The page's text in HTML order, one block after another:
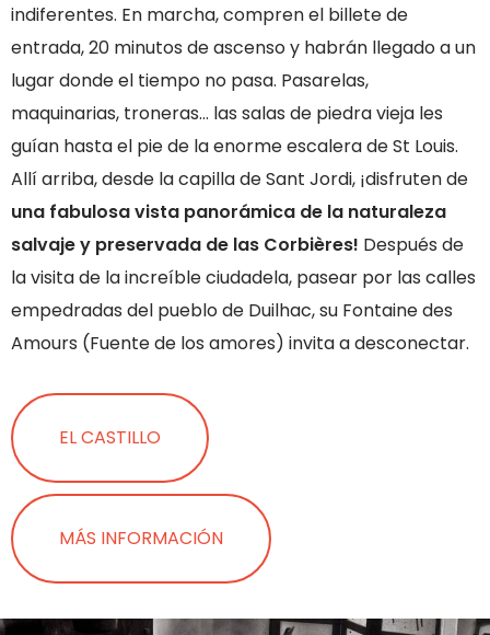
indiferentes. En marcha, compren el billete de
entrada, 20 minutos de ascenso y habrán llegado a un
lugar donde el tiempo no pasa. Pasarelas,
maquinarias, troneras… las salas de piedra vieja les
guían hasta el pie de la enorme escalera de St Louis.
Allí arriba, desde la capilla de Sant Jordi, ¡disfruten de
una fabulosa vista panorámica de la naturaleza
salvaje y preservada de las Corbières! Después de
la visita de la increíble ciudadela, pasear por las calles
empedradas del pueblo de Duilhac, su Fontaine des
Amours (Fuente de los amores) invita a desconectar.
EL CASTILLO
MÁS INFORMACIÓN